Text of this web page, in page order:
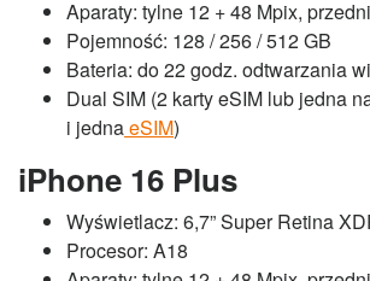
Aparaty: tylne 12 + 48 Mpix,
Pojemność: 128 / 256 / 512 GB
Bateria: do 22 godz. odtwarzania
Dual SIM (2 karty eSIM lub jedna
i jednaeSIM)
iPhone 16 Plus
Wyświetlacz: 6,7” Super Retina
Procesor: A18